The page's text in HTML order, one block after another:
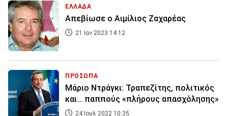
ΕΛΛΑΔΑ
Απεβίωσε ο Αιμίλιος Ζαχαρέας
21 Ιαν 2023 14:12
ΠΡΟΣΩΠΑ
Μάριο Ντράγκι: Τραπεζίτης, πολιτικός
και… παππούς «πλήρους απασχόλησης»
24 Ιουλ 2022 10:35